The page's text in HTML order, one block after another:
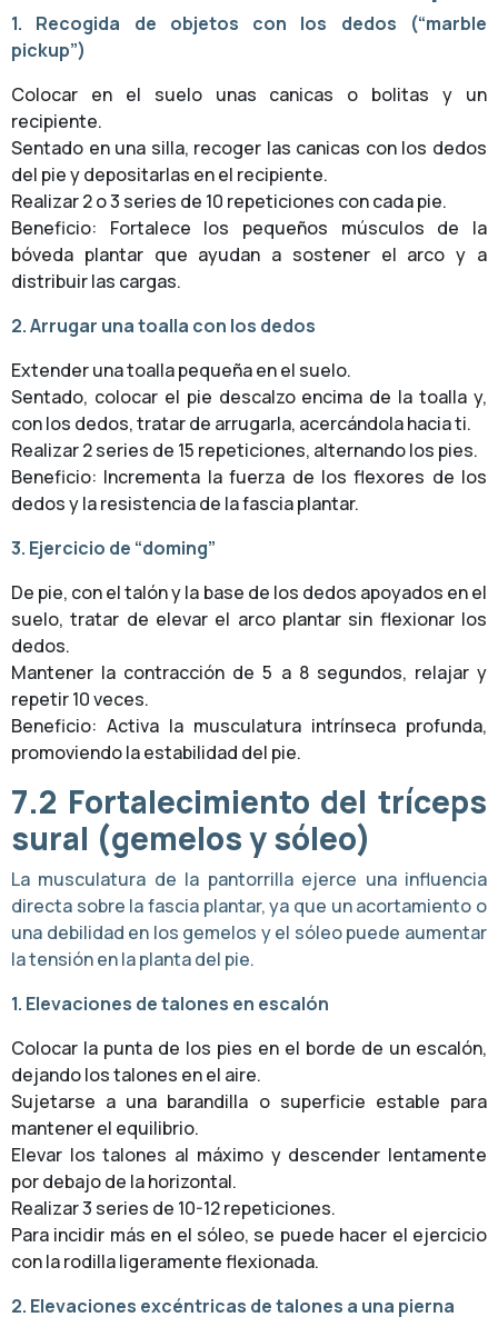
1. Recogida de objetos con los dedos (“marble
pickup”)
Colocar en el suelo unas canicas o bolitas y un
recipiente.
Sentado en una silla, recoger las canicas con los dedos
del pie y depositarlas en el recipiente.
Realizar 2 o 3 series de 10 repeticiones con cada pie.
Beneficio: Fortalece los pequeños músculos de la
bóveda plantar que ayudan a sostener el arco y a
distribuir las cargas.
2. Arrugar una toalla con los dedos
Extender una toalla pequeña en el suelo.
Sentado, colocar el pie descalzo encima de la toalla y,
con los dedos, tratar de arrugarla, acercándola hacia ti.
Realizar 2 series de 15 repeticiones, alternando los pies.
Beneficio: Incrementa la fuerza de los flexores de los
dedos y la resistencia de la fascia plantar.
3. Ejercicio de “doming”
De pie, con el talón y la base de los dedos apoyados en el
suelo, tratar de elevar el arco plantar sin flexionar los
dedos.
Mantener la contracción de 5 a 8 segundos, relajar y
repetir 10 veces.
Beneficio: Activa la musculatura intrínseca profunda,
promoviendo la estabilidad del pie.
7.2 Fortalecimiento del tríceps
sural (gemelos y sóleo)
La musculatura de la pantorrilla ejerce una influencia
directa sobre la fascia plantar, ya que un acortamiento o
una debilidad en los gemelos y el sóleo puede aumentar
la tensión en la planta del pie.
1. Elevaciones de talones en escalón
Colocar la punta de los pies en el borde de un escalón,
dejando los talones en el aire.
Sujetarse a una barandilla o superficie estable para
mantener el equilibrio.
Elevar los talones al máximo y descender lentamente
por debajo de la horizontal.
Realizar 3 series de 10-12 repeticiones.
Para incidir más en el sóleo, se puede hacer el ejercicio
con la rodilla ligeramente flexionada.
2. Elevaciones excéntricas de talones a una pierna